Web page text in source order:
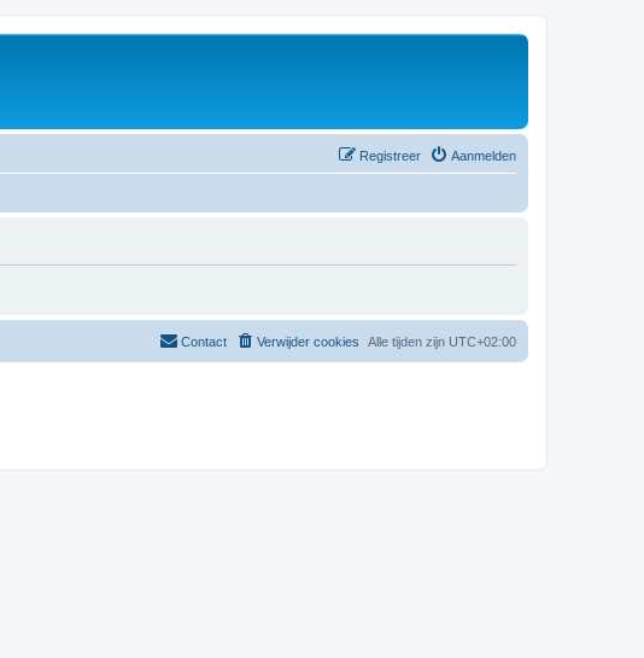
Aanmelden
Registreer
Alle tijden zijn UTC+02:00
Verwijder cookies
Contact